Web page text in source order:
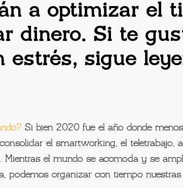
a optimizar el
dinero. Si te
estrés, sigue
?Si bien 2020 fue el año donde
el smartworking, el teletrabajo,
el mundo se acomoda y se
podemos organizar con tiempo